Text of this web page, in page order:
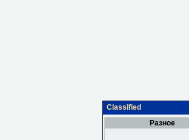
Classified
Разное